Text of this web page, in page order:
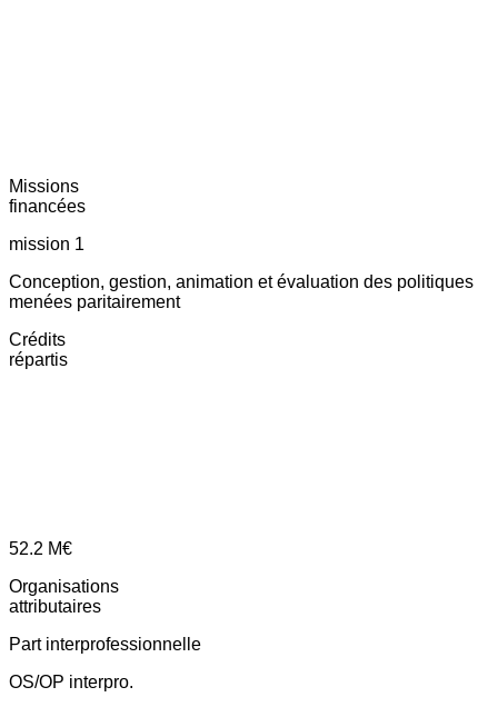
Missions
financées
mission 1
Conception, gestion, animation et évaluation des politiques
menées paritairement
Crédits
répartis
52.2 M€
Organisations
attributaires
Part interprofessionnelle
OS/OP interpro.